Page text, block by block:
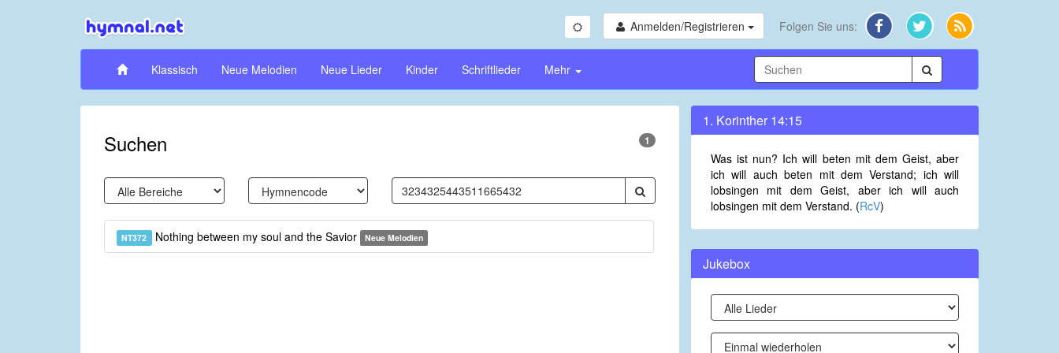
Anmelden/Registrieren Folgen Sie uns:
Klassisch Neue Melodien Neue Lieder Kinder Schriftlieder Mehr
Suchen 1
NT372 Nothing between my soul and the Savior Neue Melodien
1. Korinther 14:15
Was ist nun? Ich will beten mit dem Geist, aber
ich will auch beten mit dem Verstand; ich will
lobsingen mit dem Geist, aber ich will auch
lobsingen mit dem Verstand. (RcV)
Jukebox